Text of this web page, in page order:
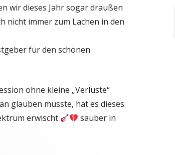
wir dieses Jahr sogar draußen
nicht immer zum Lachen in den
für den schönen
ohne kleine „Verluste“
glauben musste, hat es dieses
erwischt
sauber in